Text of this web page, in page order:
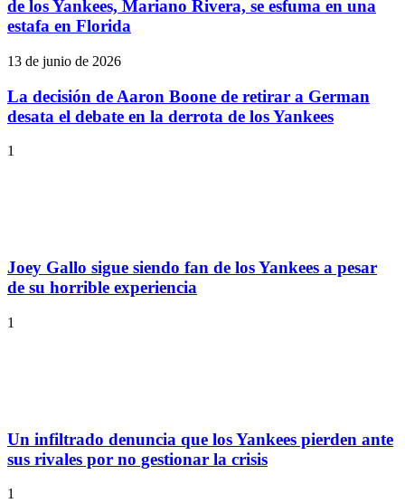
de los Yankees, Mariano Rivera, se esfuma en una
estafa en Florida
13 de junio de 2026
La decisión de Aaron Boone de retirar a German
desata el debate en la derrota de los Yankees
1
Joey Gallo sigue siendo fan de los Yankees a pesar
de su horrible experiencia
1
Un infiltrado denuncia que los Yankees pierden ante
sus rivales por no gestionar la crisis
1